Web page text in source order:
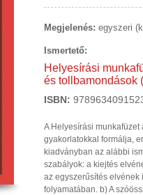
Megjelenés: egyszeri
Ismertető:
Helyesírási
és tollbamondások
ISBN:
A Helyesírási
gyakorlatokkal formálja,
kiadványban az alábbi
szabályok: a kiejtés
az egyszerűsítés elvének
folyamatában. b) A